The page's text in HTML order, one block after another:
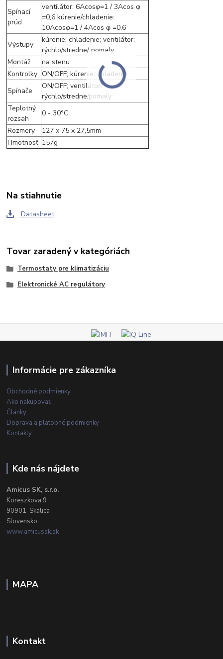
Spínací
prúd
ventilátor: 6Acosφ=1 / 3Acos φ
=0,6 kúrenie/chladenie:
10Acosφ=1 / 4Acos φ =0,6
Výstupy
kúrenie; chladenie; ventilátor:
rýchlo/stredne/ pomaly
Montáž
na stenu
Kontrolky ON/OFF; kúrenie; chladenie
Spínače
ON/OFF; ventilátor:
rýchlo/stredne/pomaly
Teplotný
rozsah
0 - 30°C
Rozmery
127 x 75 x 27,5mm
Hmotnosť 157g
Na stiahnutie
Datasheet
Tovar zaradený v kategóriách
Termostaty pre klimatizáciu
Elektronické AC regulátory
Informácie pre zákazníka
Obchodné podmienky
Ako nakupovať
Články
Doprava a platobné podmienky
Kontakty
Kde nás nájdete
Amicus SK, s.r.o.
Koreszkova 9
90901 Skalica
Slovensko
www.amicussk.sk
MAPA
Kontakt